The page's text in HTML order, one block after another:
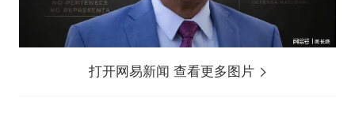
打开网易新闻 查看更多图片